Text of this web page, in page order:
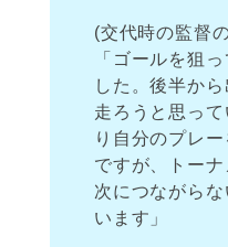
(交代時の監督
「ゴールを狙
した。後半か
走ろうと思っ
り自分のプレ
ですが、トー
次につながら
います」